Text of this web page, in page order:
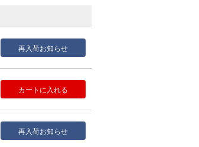
再入荷お知らせ
カートに入れる
再入荷お知らせ